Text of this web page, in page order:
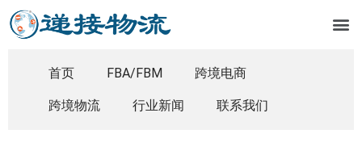
首页 FBA/FBM 跨境电商
跨境物流 行业新闻 联系我们